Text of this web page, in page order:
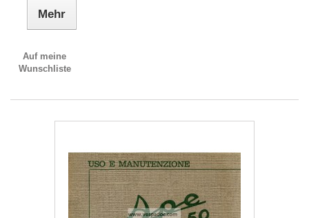
Mehr
Auf meine
Wunschliste